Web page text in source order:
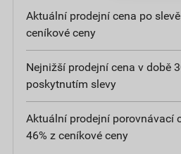
Aktuální prodejní cena po
ceníkové ceny
Nejnižší prodejní cena v době
poskytnutím slevy
Aktuální prodejní porovnávací
46% z ceníkové ceny